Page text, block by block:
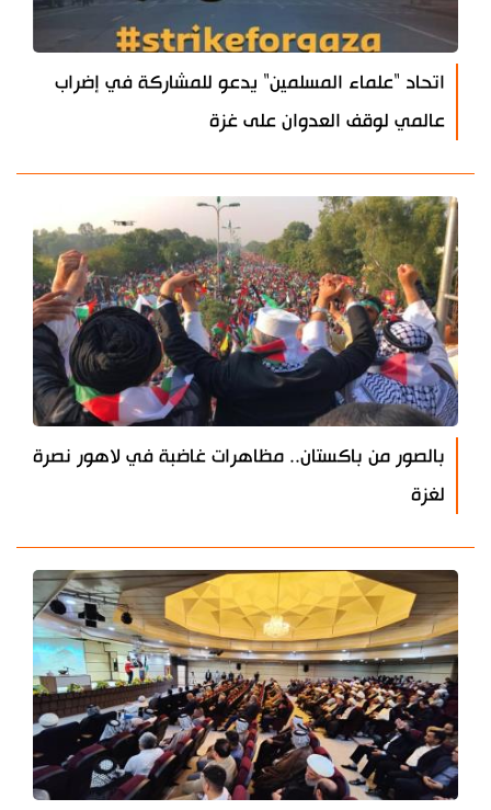
اتحاد "علماء المسلمين" يدعو للمشاركة في إضراب
عالمي لوقف العدوان على غزة
بالصور من باكستان.. مظاهرات غاضبة في لاهور نصرة
لغزة